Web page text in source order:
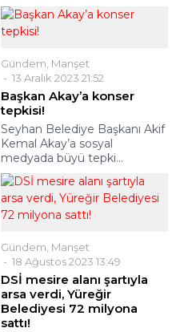
Gündem Manşet
13 Aralık 2023 21:52
Başkan Akay’a konser
tepkisi!
Seyhan Belediye Başkanı Akif
Kemal Akay’a sosyal
medyada büyü tepki...
Gündem Manşet
18 Ağustos 2023 13:49
DSİ mesire alanı şartıyla
arsa verdi, Yüreğir
Belediyesi 72 milyona
sattı!